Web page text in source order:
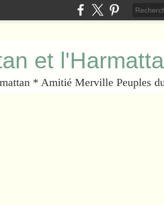
et
* Amitié Merville Peuples